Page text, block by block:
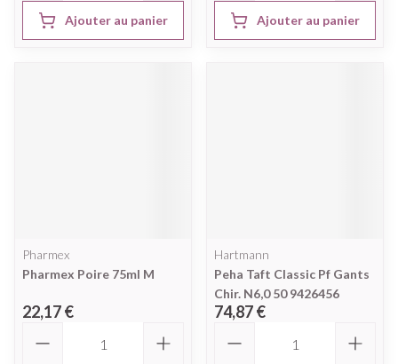
Ajouter au panier Ajouter au panier
Pharmex
Pharmex Poire 75ml M
22,17 €
Hartmann
Peha Taft Classic Pf Gants
Chir. N6,0 50 9426456
74,87 €